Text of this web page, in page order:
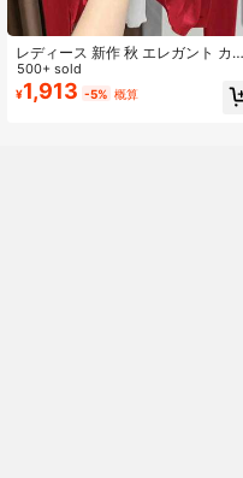
レディース 新作 秋 エレガント カジ
ュアル ニット 薄手カーディガン 無
地 ラウンドネック 長袖 シングルボ
タン ストリートウェア レッド
500+ sold
¥1,913 -5% 概算